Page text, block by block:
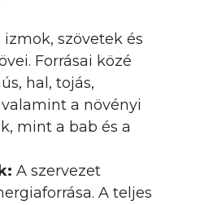
izmok, szövetek és
Forrásai közé
hal, tojás,
a növényi
mint a bab és a
A szervezet
A teljes